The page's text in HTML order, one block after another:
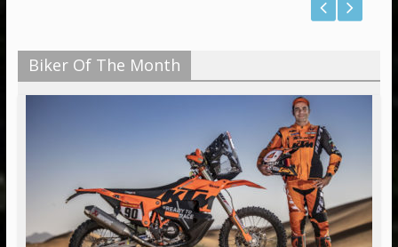
Biker Of The Month